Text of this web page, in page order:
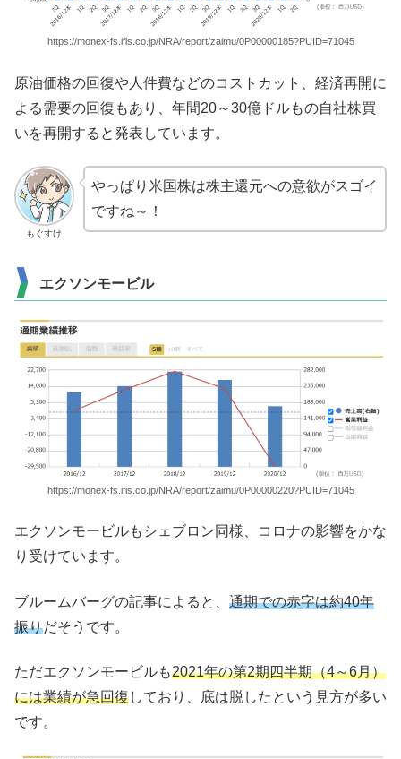
https://monex-fs.ifis.co.jp/NRA/report/zaimu/0P00000185?PUID=71045
原油価格の回復や人件費などのコストカット、経済再開に
よる需要の回復もあり、年間20～30億ドルもの自社株買
いを再開すると発表しています。
もぐすけ
やっぱり米国株は株主還元への意欲がスゴイ
ですね～！
エクソンモービル
https://monex-fs.ifis.co.jp/NRA/report/zaimu/0P00000220?PUID=71045
エクソンモービルもシェブロン同様、コロナの影響をかな
り受けています。
ブルームバーグの記事によると、 通期での赤字は約40年
振りだそうです。
ただエクソンモービルも2021年の第2期四半期（4～6月）
には業績が急回復しており、底は脱したという見方が多い
です。